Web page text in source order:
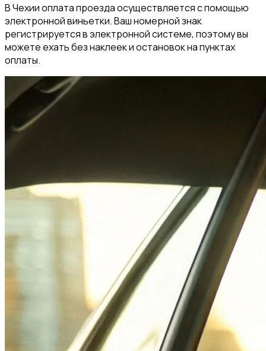
В Чехии оплата проезда осуществляется с помощью
электронной виньетки. Ваш номерной знак
регистрируется в электронной системе, поэтому вы
можете ехать без наклеек и остановок на пунктах
оплаты.